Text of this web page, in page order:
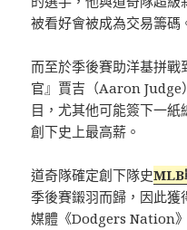
被看好會被成為交易籌碼
而至於季後賽助洋基拼戰
官』賈吉（Aaron Judge
目，尤其他可能簽下一
創下史上最高薪。
道奇隊確定創下隊史MLB
季後賽鎩羽而歸，因此獲
媒體《Dodgers Nation